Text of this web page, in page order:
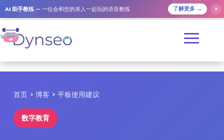
AI 助手教练 — 一位会和您的亲人一起玩的语音教练 了解更多 → ✕
首页 > 博客 > 平板使用建议
数字教育